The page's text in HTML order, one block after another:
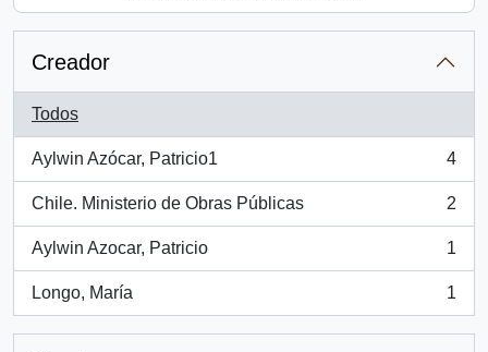
Creador
Todos
Aylwin Azócar, Patricio1
, 4 resultados
4
Chile. Ministerio de Obras Públicas
, 2 resultados
2
Aylwin Azocar, Patricio
, 1 resultados
1
Longo, María
, 1 resultados
1